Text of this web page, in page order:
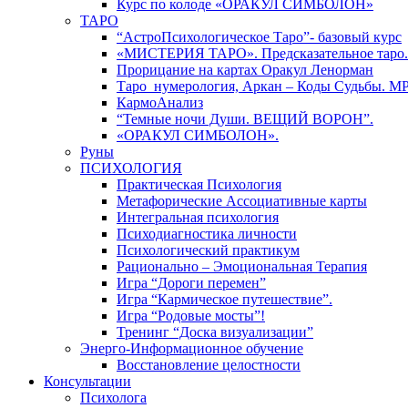
Курс по колоде «ОРАКУЛ СИМБОЛОН»
ТАРО
“АстроПсихологическое Таро”- базовый курс
«МИСТЕРИЯ ТАРО». Предсказательное таро.
Прорицание на картах Оракул Ленорман
Таро_нумерология, Аркан – Коды Судьбы.
КармоАнализ
“Темные ночи Души. ВЕЩИЙ ВОРОН”.
«ОРАКУЛ СИМБОЛОН».
Руны
ПСИХОЛОГИЯ
Практическая Психология
Метафорические Ассоциативные карты
Интегральная психология
Психодиагностика личности
Психологический практикум
Рационально – Эмоциональная Терапия
Игра “Дороги перемен”
Игра “Кармическое путешествие”.
Игра “Родовые мосты”!
Тренинг “Доска визуализации”
Энерго-Информационное обучение
Восстановление целостности
Консультации
Психолога